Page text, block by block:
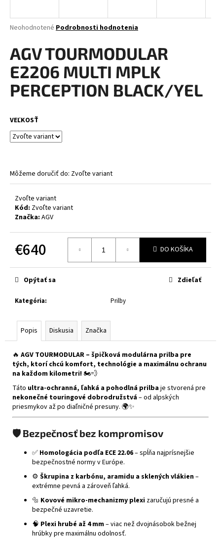
Priemerné
produktu
je
0,0
z
5
hviezdičiek.
Neohodnotené Podrobnosti hodnotenia
AGV TOURMODULAR
E2206 MULTI MPLK
PERCEPTION BLACK/YEL
VEĽKOSŤ
Môžeme doručiť do: Zvoľte variant
Zvoľte variant
Kód: Zvoľte variant
Značka: AGV
€640
cena:
DO KOŠÍKA
Kategória: Prilby
Opýtať sa Zdieľať
Popis Diskusia Značka
🔥 AGV TOURMODULAR – špičková modulárna prilba pre
tých, ktorí chcú komfort, technológie a maximálnu ochranu
na každom kilometri! 🏍️💨
Táto ultra-ochranná, ľahká a pohodlná prilbaje stvorená pre
nekonečné touringové dobrodružstvá– od alpských
priesmykov až po diaľničné presuny. 🌍✨
🛡️ Bezpečnosť bez kompromisov
✅ Homologácia podľa ECE 22.06– spĺňa najprísnejšie
bezpečnostné normy v Európe.
⚙️ Škrupina z karbónu, aramidu a sklených vlákien–
extrémne pevná a zároveň ľahká.
🔩 Kovové mikro-mechanizmy plexi zaručujú presné a
bezpečné uzavretie.
🧠 Plexi hrubé až 4 mm– viac než dvojnásobok bežnej
hrúbky pre maximálnu odolnosť.
j
ť
?
d
p
ú
a
m
CABERG
LUNAR
BLACK/GREY/YELLOW
FLUO
€364